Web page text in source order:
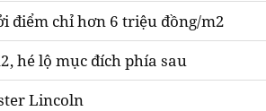
điểm chỉ hơn 6 triệu đồng/m2
hé lộ mục đích phía sau
Lincoln